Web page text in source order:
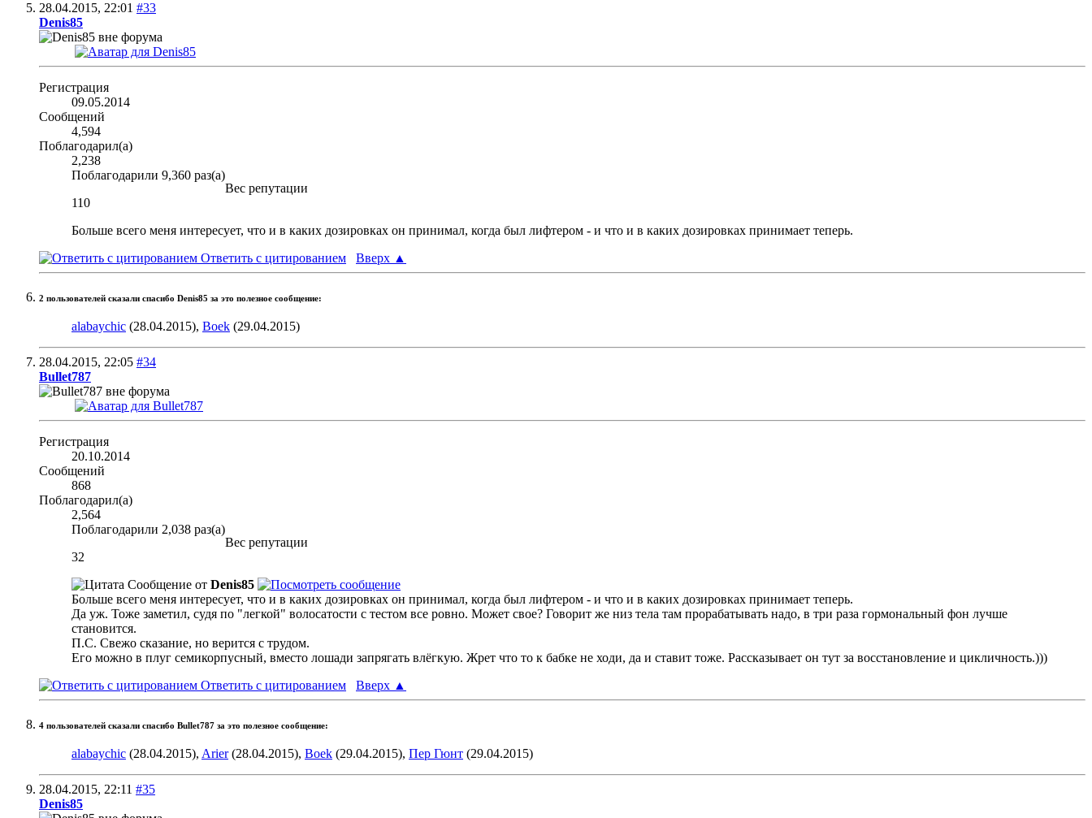
28.04.2015, 22:01 #33
Denis85
Регистрация
09.05.2014
Сообщений
4,594
Поблагодарил(а)
2,238
Поблагодарили 9,360 раз(а)
Вес репутации
110
Больше всего меня интересует, что и в каких дозировках он принимал, когда был лифтером - и что и в каких дозировках принимает теперь.
Ответить с цитированием
Вверх ▲
2 пользователей сказали cпасибо Denis85 за это полезное сообщение:
alabaychic (28.04.2015), Boek (29.04.2015)
28.04.2015, 22:05 #34
Bullet787
Регистрация
20.10.2014
Сообщений
868
Поблагодарил(а)
2,564
Поблагодарили 2,038 раз(а)
Вес репутации
32
Сообщение от Denis85
Больше всего меня интересует, что и в каких дозировках он принимал, когда был лифтером - и что и в каких дозировках принимает теперь.
Да уж. Тоже заметил, судя по "легкой" волосатости с тестом все ровно. Может свое? Говорит же низ тела там прорабатывать надо, в три раза гормональный фон лучше
становится.
П.С. Свежо сказание, но верится с трудом.
Его можно в плуг семикорпусный, вместо лошади запрягать влёгкую. Жрет что то к бабке не ходи, да и ставит тоже. Рассказывает он тут за восстановление и цикличность.)))
Ответить с цитированием
Вверх ▲
4 пользователей сказали cпасибо Bullet787 за это полезное сообщение:
alabaychic (28.04.2015), Arier(28.04.2015), Boek (29.04.2015), Пер Гюнт (29.04.2015)
28.04.2015, 22:11 #35
Denis85